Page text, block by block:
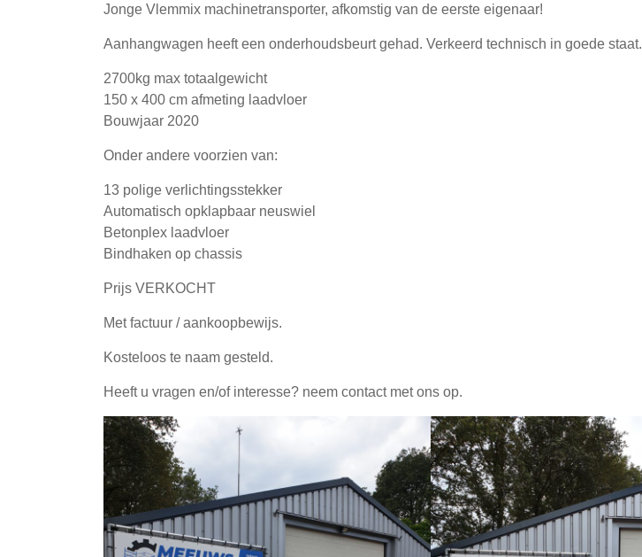
Jonge Vlemmix machinetransporter, afkomstig van de eerste eigenaar!
Aanhangwagen heeft een onderhoudsbeurt gehad. Verkeerd technisch in goede staat.
2700kg max totaalgewicht
150 x 400 cm afmeting laadvloer
Bouwjaar 2020
Onder andere voorzien van:
13 polige verlichtingsstekker
Automatisch opklapbaar neuswiel
Betonplex laadvloer
Bindhaken op chassis
Prijs VERKOCHT
Met factuur / aankoopbewijs.
Kosteloos te naam gesteld.
Heeft u vragen en/of interesse? neem contact met ons op.